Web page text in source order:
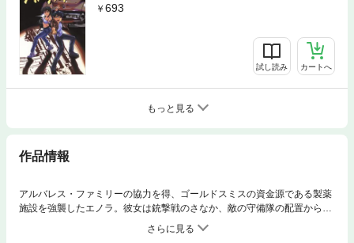
693
試し読み カートへ
もっと見る
作品情報
アルバレス・ファミリーの協力を得、ゴールドスミスの資金源である製薬
施設を強襲したエノラ。彼女は銃撃戦のさなか、敵の守備隊の配置から、
自分たち以外の潜入者の存在を察知する。その頃、エノラの生死を確かめ
るべく製薬施設に潜入した堀田は、ゴールドスミスの片腕で、自らの過去